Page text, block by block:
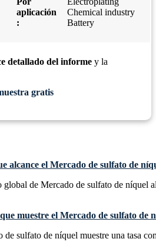
aplicación
:
Chemical industry
Battery
detallado del informe y la
gratis
alcance el Mercado de sulfato de
global de Mercado de sulfato de níquel
muestre el Mercado de sulfato de
de sulfato de níquel muestre una tasa